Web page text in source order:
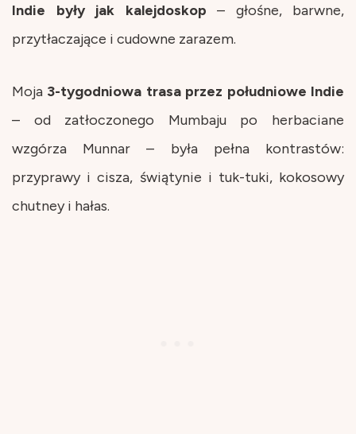
Indie były jak kalejdoskop – głośne, barwne,
przytłaczające i cudowne zarazem.
Moja 3-tygodniowa trasa przez południowe Indie
– od zatłoczonego Mumbaju po herbaciane
wzgórza Munnar –
była pełna kontrastów:
przyprawy i cisza, świątynie i tuk-tuki, kokosowy
chutney i hałas.